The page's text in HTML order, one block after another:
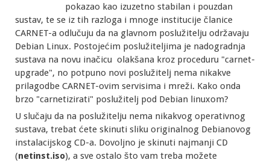
pokazao kao izuzetno stabilan i pouzdan
sustav, te se iz tih razloga i mnoge institucije članice
CARNET-a odlučuju da na glavnom poslužitelju održavaju
Debian Linux. Postojećim poslužiteljima je nadogradnja
sustava na novu inačicu olakšana kroz proceduru "carnet-
upgrade", no potpuno novi poslužitelj nema nikakve
prilagodbe CARNET-ovim servisima i mreži. Kako onda
brzo "carnetizirati" poslužitelj pod Debian linuxom?
U slučaju da na poslužitelju nema nikakvog operativnog
sustava, trebat ćete skinuti sliku originalnog Debianovog
instalacijskog CD-a. Dovoljno je skinuti najmanji CD
(netinst.iso), a sve ostalo što vam treba možete